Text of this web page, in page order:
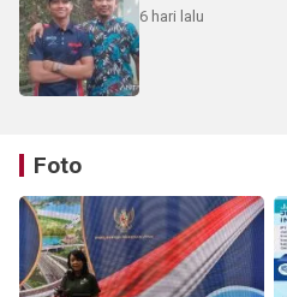
6 hari lalu
Foto